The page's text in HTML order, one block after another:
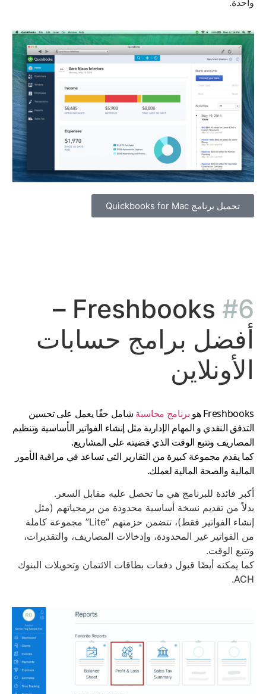
تحميل برنامج Quickbooks for Mac
#6
Freshbooks –
أفضل برامج حسابات
الأونلاين
Freshbooks هو برنامج محاسبةشامل حقًا يعمل على تحسين
التدفق النقدي و المهام الإدارية مثل إنشاء الفواتير الأساسية وتنظيم
المصاريف وتتبع الوقت الذي قضيته على المشاريع.
كما يقدم مجموعة كبيرة من التقارير التي تساعد في مراقبة الأمور
المالية والصحة المالية لعملك.
أكبر فائدة للبرنامج هي ما تحصل عليه مقابل السعر.
بدلاً من تقديم نسخة أساسية محدودة من برمجياتهم (مثل
إنشاء الفواتير فقط)، تتضمن حزمتهم “Lite” مجموعة كاملة
من الفواتير غير المحدودة، وإدخالات المصاريف، والتقديرات،
وتتبع الوقت.
كما يمكنه أيضًا قبول دفعات بطاقات الائتمان وتحويلات البنوك
ACH.